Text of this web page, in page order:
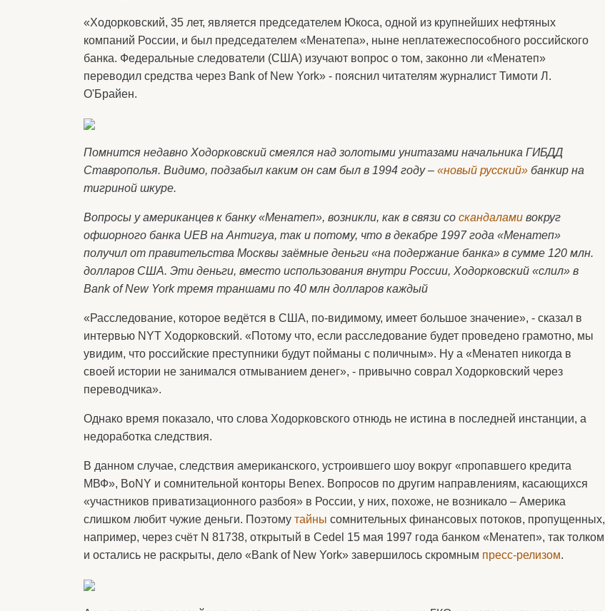
«Ходорковский, 35 лет, является председателем Юкоса, одной из крупнейших нефтяных
компаний России, и был председателем «Менатепа», ныне неплатежеспособного российского
банка. Федеральные следователи (США) изучают вопрос о том, законно ли «Менатеп»
переводил средства через Bank of New York» - пояснил читателям журналист Тимоти Л.
О'Брайен.
Помнится недавно Ходорковский смеялся над золотыми унитазами начальника ГИБДД
Ставрополья. Видимо, подзабыл каким он сам был в 1994 году – «новый русский» банкир на
тигриной шкуре.
Вопросы у американцев к банку «Менатеп», возникли, как в связи со скандалами вокруг
офшорного банка UEB на Антигуа, так и потому, что в декабре 1997 года «Менатеп»
получил от правительства Москвы заёмные деньги «на подержание банка» в сумме 120 млн.
долларов США. Эти деньги, вместо использования внутри России, Ходорковский «слил» в
Bank of New York тремя траншами по 40 млн долларов каждый
«Расследование, которое ведётся в США, по-видимому, имеет большое значение», - сказал в
интервью NYT Ходорковский. «Потому что, если расследование будет проведено грамотно, мы
увидим, что российские преступники будут пойманы с поличным». Ну а «Менатеп никогда в
своей истории не занимался отмыванием денег», - привычно соврал Ходорковский через
переводчика».
Однако время показало, что слова Ходорковского отнюдь не истина в последней инстанции, а
недоработка следствия.
В данном случае, следствия американского, устроившего шоу вокруг «пропавшего кредита
МВФ», BoNY и сомнительной конторы Benex. Вопросов по другим направлениям, касающихся
«участников приватизационного разбоя» в России, у них, похоже, не возникало – Америка
слишком любит чужие деньги. Поэтому тайны сомнительных финансовых потоков, пропущенных,
например, через счёт N 81738, открытый в Cedel 15 мая 1997 года банком «Менатеп», так толком
и остались не раскрыты, дело «Bank of New York» завершилось скромным пресс-релизом.